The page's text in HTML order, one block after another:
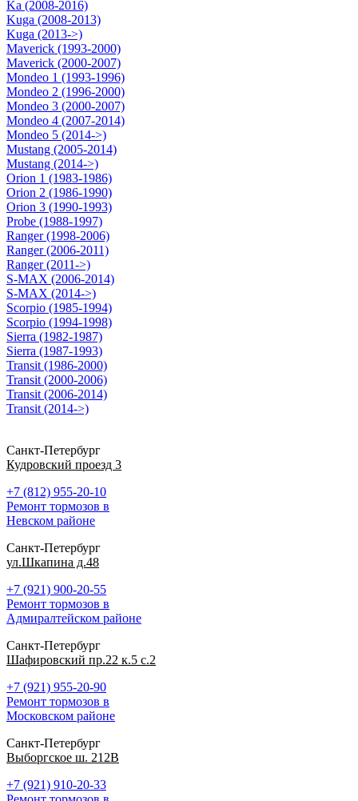
Ka (2008-2016)
Kuga (2008-2013)
Kuga (2013->)
Maverick (1993-2000)
Maverick (2000-2007)
Mondeo 1 (1993-1996)
Mondeo 2 (1996-2000)
Mondeo 3 (2000-2007)
Mondeo 4 (2007-2014)
Mondeo 5 (2014->)
Mustang (2005-2014)
Mustang (2014->)
Orion 1 (1983-1986)
Orion 2 (1986-1990)
Orion 3 (1990-1993)
Probe (1988-1997)
Ranger (1998-2006)
Ranger (2006-2011)
Ranger (2011->)
S-MAX (2006-2014)
S-MAX (2014->)
Scorpio (1985-1994)
Scorpio (1994-1998)
Sierra (1982-1987)
Sierra (1987-1993)
Transit (1986-2000)
Transit (2000-2006)
Transit (2006-2014)
Transit (2014->)
Санкт-Петербург
Кудровский проезд 3
+7 (812) 955-20-10
Ремонт тормозов в
Невском районе
Санкт-Петербург
ул.Шкапина д.48
+7 (921) 900-20-55
Ремонт тормозов в
Адмиралтейском районе
Санкт-Петербург
Шафировский пр.22 к.5 с.2
+7 (921) 955-20-90
Ремонт тормозов в
Московском районе
Санкт-Петербург
Выборгское ш. 212В
+7 (921) 910-20-33